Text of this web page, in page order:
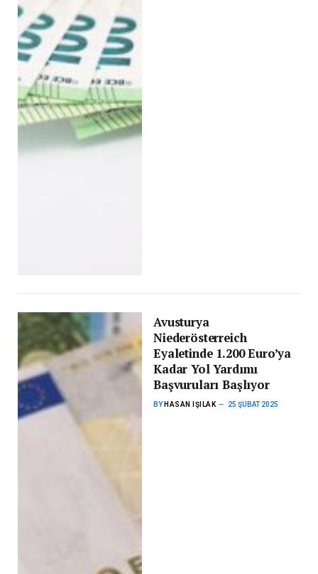
Avusturya
Niederösterreich
Eyaletinde 1.200 Euro’ya
Kadar Yol Yardımı
Başvuruları Başlıyor
BY HASAN IŞILAK 25 ŞUBAT 2025